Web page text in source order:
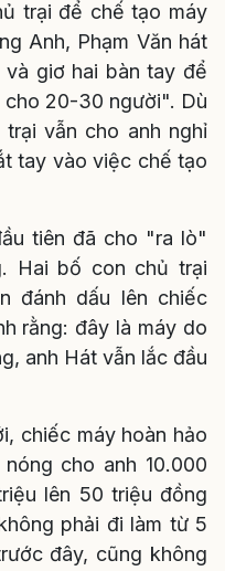
trại để chế tạo máy
Anh, Phạm Văn hát
giơ hai bàn tay để
20-30 người". Dù
vẫn cho anh nghỉ
tay vào việc chế tạo
tiên đã cho "ra lò"
Hai bố con chủ trại
đánh dấu lên chiếc
rằng: đây là máy do
anh Hát vẫn lắc đầu
chiếc máy hoàn hảo
cho anh 10.000
lên 50 triệu đồng
phải đi làm từ 5
đây, cũng không